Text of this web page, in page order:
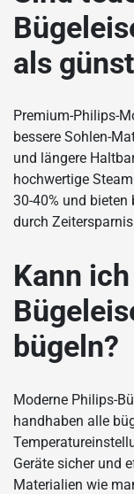
als
Premium-Philips-
bessere Sohlen-
und längere
hochwertige
30-40% und bieten
durch
Kann
bügeln?
Moderne Philips-
handhaben alle
Geräte sicher und
Materialien wie